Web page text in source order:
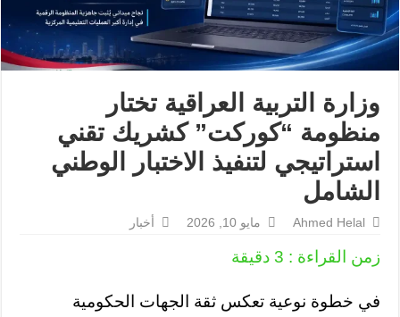
وزارة التربية العراقية تختار
منظومة “كوركت” كشريك تقني
استراتيجي لتنفيذ الاختبار الوطني
الشامل
Ahmed Helal مايو 10, 2026 أخبار
زمن القراءة : 3 دقيقة
في خطوة نوعية تعكس ثقة الجهات الحكومية